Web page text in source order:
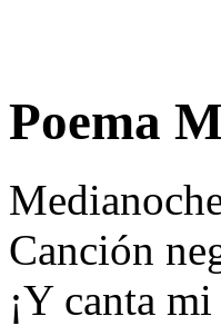
Poema
Canción
¡Y canta